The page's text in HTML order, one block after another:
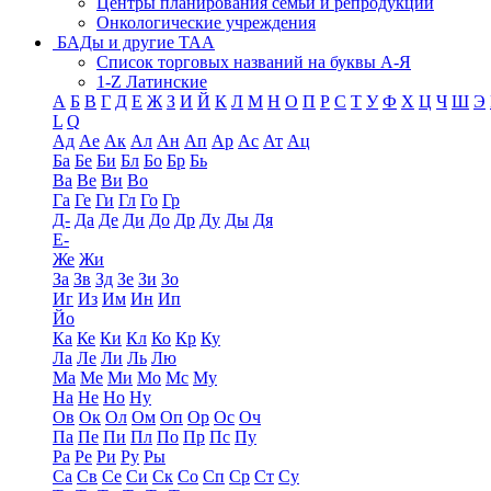
Онкологические учреждения
БАДы и другие ТАА
Список торговых названий на буквы А-Я
1-Z Латинские
А Б В Г Д Е Ж З И Й К Л М Н О П Р С Т У Ф Х Ц Ч Ш Э
L Q
Ад Ае Ак Ал Ан Ап Ар Ас Ат Ац
Ба Бе Би Бл Бо Бр Бь
Ва Ве Ви Во
Га Ге Ги Гл Го Гр
Д- Да Де Ди До Др Ду Ды Дя
Е-
Же Жи
За Зв Зд Зе Зи Зо
Иг Из Им Ин Ип
Йо
Ка Ке Ки Кл Ко Кр Ку
Ла Ле Ли Ль Лю
Ма Ме Ми Мо Мс Му
На Не Но Ну
Ов Ок Ол Ом Оп Ор Ос Оч
Па Пе Пи Пл По Пр Пс Пу
Ра Ре Ри Ру Ры
Са Св Се Си Ск Со Сп Ср Ст Су